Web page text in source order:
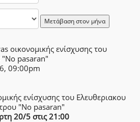
Μετάβαση στον μήνα
οικονομικής ενίσχυσης του
"No pasaran"
09:00pm
ενίσχυσης του Ελευθεριακου
"No pasaran"
20/5 στις 21:00